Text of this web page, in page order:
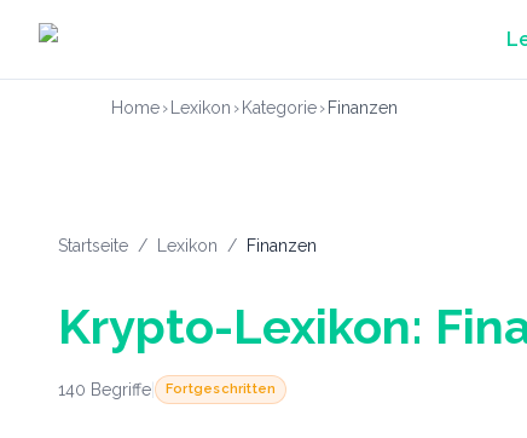
Home› Lexikon › Kategorie› Finanzen
Startseite / Lexikon / Finanzen
Krypto-Lexikon:
140 Begriffe Fortgeschritten